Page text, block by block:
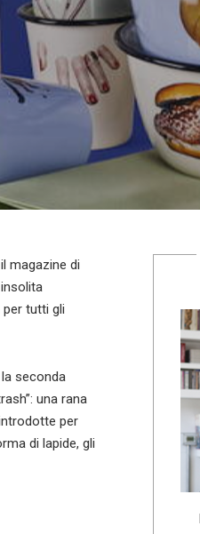
magazine di
tutti gli
seconda
una rana
per
di lapide, gli